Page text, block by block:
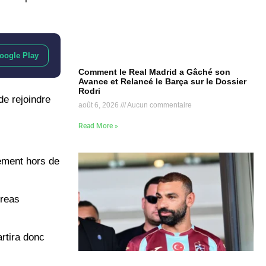
Play
rejoindre
hors de
donc
Comment le Real Madrid a Gâché son
Avance et Relancé le Barça sur le Dossier
Rodri
août 6, 2026 Aucun commentaire
Read More »